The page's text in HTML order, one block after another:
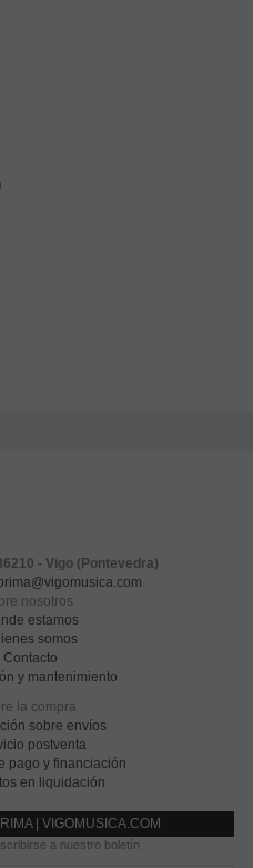
- Vigo (Pontevedra)
nosotros
estamos
somos
Contacto
y mantenimiento
la compra
sobre envíos
postventa
pago y financiación
en liquidación
| VIGOMUSICA.COM
a nuestro boletín